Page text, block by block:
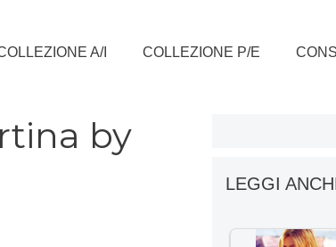
A/I COLLEZIONE P/E
by
LEGGI